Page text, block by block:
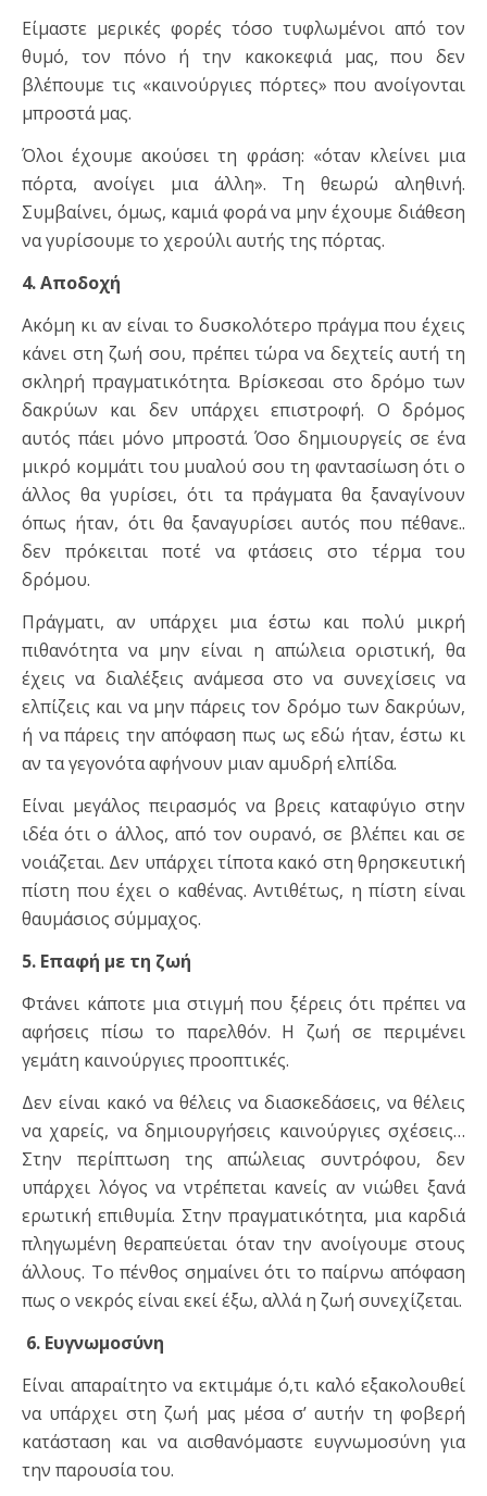
Είμαστε μερικές φορές τόσο τυφλωμένοι από τον
θυμό, τον πόνο ή την κακοκεφιά μας, που δεν
βλέπουμε τις «καινούργιες πόρτες» που ανοίγονται
μπροστά μας.
Όλοι έχουμε ακούσει τη φράση: «όταν κλείνει μια
πόρτα, ανοίγει μια άλλη». Τη θεωρώ αληθινή.
Συμβαίνει, όμως, καμιά φορά να μην έχουμε διάθεση
να γυρίσουμε το χερούλι αυτής της πόρτας.
4. Αποδοχή
Ακόμη κι αν είναι το δυσκολότερο πράγμα που έχεις
κάνει στη ζωή σου, πρέπει τώρα να δεχτείς αυτή τη
σκληρή πραγματικότητα. Βρίσκεσαι στο δρόμο των
δακρύων και δεν υπάρχει επιστροφή. Ο δρόμος
αυτός πάει μόνο μπροστά. Όσο δημιουργείς σε ένα
μικρό κομμάτι του μυαλού σου τη φαντασίωση ότι ο
άλλος θα γυρίσει, ότι τα πράγματα θα ξαναγίνουν
όπως ήταν, ότι θα ξαναγυρίσει αυτός που πέθανε..
δεν πρόκειται ποτέ να φτάσεις στο τέρμα του
δρόμου.
Πράγματι, αν υπάρχει μια έστω και πολύ μικρή
πιθανότητα να μην είναι η απώλεια οριστική, θα
έχεις να διαλέξεις ανάμεσα στο να συνεχίσεις να
ελπίζεις και να μην πάρεις τον δρόμο των δακρύων,
ή να πάρεις την απόφαση πως ως εδώ ήταν, έστω κι
αν τα γεγονότα αφήνουν μιαν αμυδρή ελπίδα.
Είναι μεγάλος πειρασμός να βρεις καταφύγιο στην
ιδέα ότι ο άλλος, από τον ουρανό, σε βλέπει και σε
νοιάζεται. Δεν υπάρχει τίποτα κακό στη θρησκευτική
πίστη που έχει ο καθένας. Αντιθέτως, η πίστη είναι
θαυμάσιος σύμμαχος.
5. Επαφή με τη ζωή
Φτάνει κάποτε μια στιγμή που ξέρεις ότι πρέπει να
αφήσεις πίσω το παρελθόν. Η ζωή σε περιμένει
γεμάτη καινούργιες προοπτικές.
Δεν είναι κακό να θέλεις να διασκεδάσεις, να θέλεις
να χαρείς, να δημιουργήσεις καινούργιες σχέσεις…
Στην περίπτωση της απώλειας συντρόφου, δεν
υπάρχει λόγος να ντρέπεται κανείς αν νιώθει ξανά
ερωτική επιθυμία. Στην πραγματικότητα, μια καρδιά
πληγωμένη θεραπεύεται όταν την ανοίγουμε στους
άλλους. Το πένθος σημαίνει ότι το παίρνω απόφαση
πως ο νεκρός είναι εκεί έξω, αλλά η ζωή συνεχίζεται.
6. Ευγνωμοσύνη
Είναι απαραίτητο να εκτιμάμε ό,τι καλό εξακολουθεί
να υπάρχει στη ζωή μας μέσα σ’ αυτήν τη φοβερή
κατάσταση και να αισθανόμαστε ευγνωμοσύνη για
την παρουσία του.